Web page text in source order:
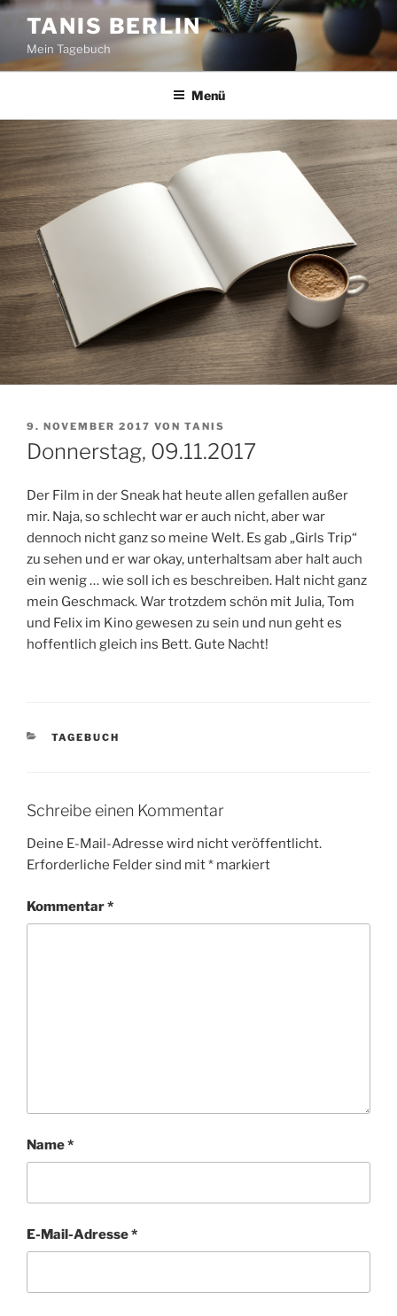
Zum
Inhalt
springen
TANIS BERLIN
Mein Tagebuch
Menü
VERÖFFENTLICHT
AM
9. NOVEMBER 2017 VON TANIS
Donnerstag, 09.11.2017
Der Film in der Sneak hat heute allen gefallen außer
mir. Naja, so schlecht war er auch nicht, aber war
dennoch nicht ganz so meine Welt. Es gab „Girls Trip“
zu sehen und er war okay, unterhaltsam aber halt auch
ein wenig … wie soll ich es beschreiben. Halt nicht ganz
mein Geschmack. War trotzdem schön mit Julia, Tom
und Felix im Kino gewesen zu sein und nun geht es
hoffentlich gleich ins Bett. Gute Nacht!
KATEGORIEN
TAGEBUCH
Schreibe einen Kommentar
Deine E-Mail-Adresse wird nicht veröffentlicht.
Erforderliche Felder sind mit* markiert
Kommentar*
Name*
E-Mail-Adresse*